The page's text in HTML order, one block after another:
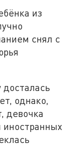
из
снял с
однако,
девочка
иностранных